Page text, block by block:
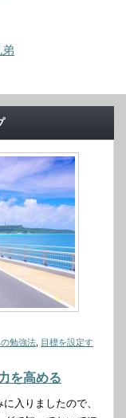
勉強法 目標を設定す
を高める
入りましたので、